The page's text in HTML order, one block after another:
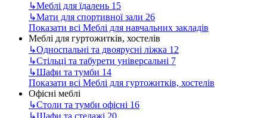
↳Меблі для їдалень 15
↳Мати для спортивної зали 26
Показати всі Меблі для навчальних закладів
Меблі для гуртожитків, хостелів
↳Односпальні та двоярусні ліжка 12
↳Стільці та табурети універсальні 7
↳Шафи та тумби 14
Показати всі Меблі для гуртожитків, хостелів
Офісні меблі
↳Столи та тумби офісні 16
↳Шафи та стелажі 20